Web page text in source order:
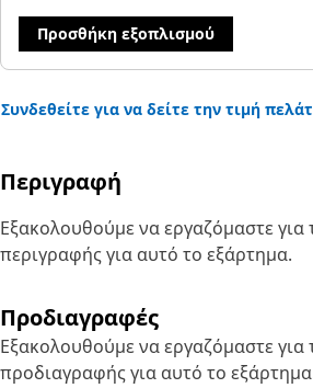
Προσθήκη εξοπλισμού
Συνδεθείτε για να δείτε την τιμή
Περιγραφή
Εξακολουθούμε να εργαζόμαστε
περιγραφής για αυτό το εξάρτημα.
Προδιαγραφές
Εξακολουθούμε να εργαζόμαστε
προδιαγραφής για αυτό το